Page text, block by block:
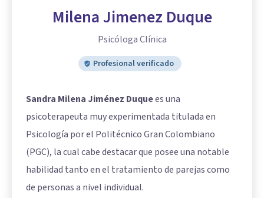
Milena Jimenez Duque
Psicóloga Clínica
Profesional verificado
Sandra Milena Jiménez Duquees una
psicoterapeuta muy experimentada titulada en
Psicología por el Politécnico Gran Colombiano
(PGC), la cual cabe destacar que posee una notable
habilidad tanto en el tratamiento de parejas como
de personas a nivel individual.